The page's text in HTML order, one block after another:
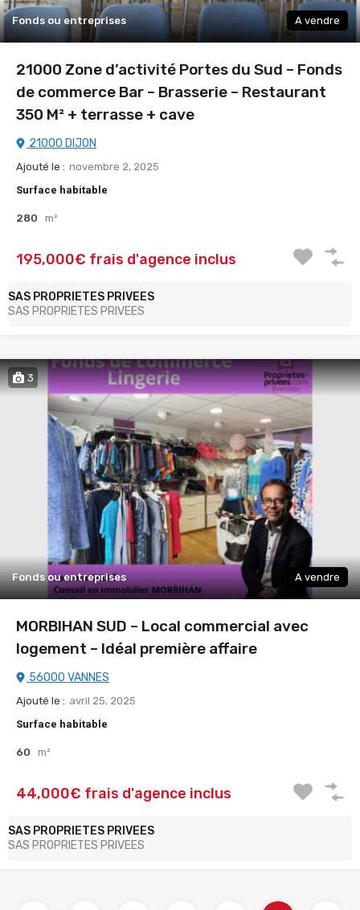
Fonds ou entreprises A vendre
21000 Zone d’activité Portes du Sud – Fonds
de commerce Bar – Brasserie – Restaurant
350 M² + terrasse + cave
21000 DIJON
Ajouté le : novembre 2, 2025
Surface habitable
280 m²
195,000€ frais d'agence inclus
SAS PROPRIETES PRIVEES
SAS PROPRIETES PRIVEES
3
Fonds ou entreprises A vendre
MORBIHAN SUD – Local commercial avec
logement – Idéal première affaire
56000 VANNES
Ajouté le : avril 25, 2025
Surface habitable
60 m²
44,000€ frais d'agence inclus
SAS PROPRIETES PRIVEES
SAS PROPRIETES PRIVEES